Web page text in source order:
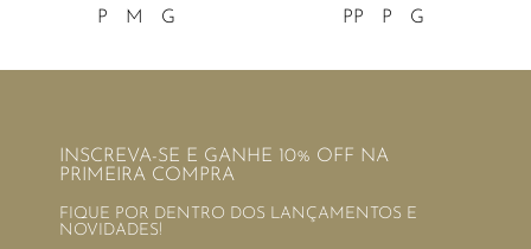
P M G PP P G
INSCREVA-SE E GANHE 10% OFF NA
PRIMEIRA COMPRA
FIQUE POR DENTRO DOS LANÇAMENTOS E
NOVIDADES!